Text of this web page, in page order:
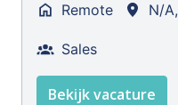
Remote N/A,
Sales
Bekijk vacature